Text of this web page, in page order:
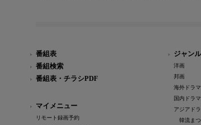
番組表
番組検索
番組表・チラシPDF
マイメニュー
リモート録画予約
ジャンル
洋画
邦画
海外ドラマ
国内ドラマ
アジアド
韓流まつ